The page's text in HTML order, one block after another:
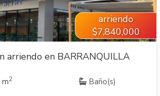
arriendo
$7,840,000
arriendo en BARRANQUILLA
m2 Baño(s)